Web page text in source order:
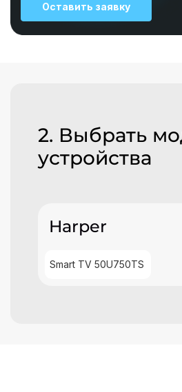
Оставить заявку
2. Выбрать
устройства
Harper
Smart TV 50U750TS